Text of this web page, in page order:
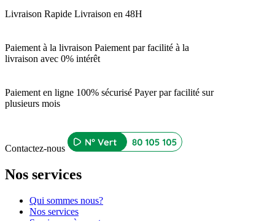
Livraison Rapide Livraison en 48H
Paiement à la livraison Paiement par facilité à la
livraison avec 0% intérêt
Paiement en ligne 100% sécurisé Payer par facilité sur
plusieurs mois
Contactez-nous
Nos services
Qui sommes nous?
Nos services